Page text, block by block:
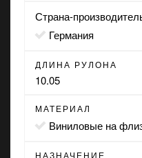
Страна-
Германия
ДЛИНА РУЛОНА
10.05
МАТЕРИАЛ
виниловые на
НАЗНАЧЕНИЕ